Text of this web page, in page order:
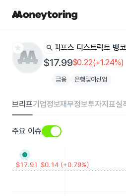
star search 피프스 디스트릭트 뱅
$17.99$0.22(+1.24%)
금융 은행및여신업
브리프기업정보재무정보투자지표실
주요 이슈